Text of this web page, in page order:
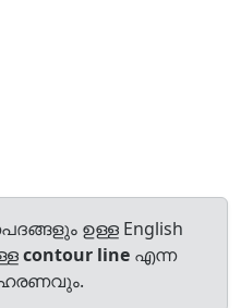
ഉള്ള English
contour line എന്ന